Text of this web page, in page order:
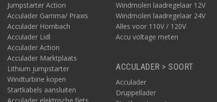
Jumpstarter Action
Acculader Gamma/ Praxis
Acculader Hornbach
Acculader Lidl
Acculader Action
Acculader Marktplaats
Lithium jumpstarter
Windturbine kopen
Startkabels aansluiten
Windmolen laadregelaar 12V
Windmolen laadregelaar 24V
Alles voor 110V / 120V
Accu voltage meten
ACCULADER > SOORT
Acculader
Druppellader